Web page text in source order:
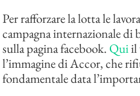
Per rafforzare la lotta le
campagna internazionale di
sulla pagina facebook. Quiil
l’immagine di Accor, che
fondamentale data